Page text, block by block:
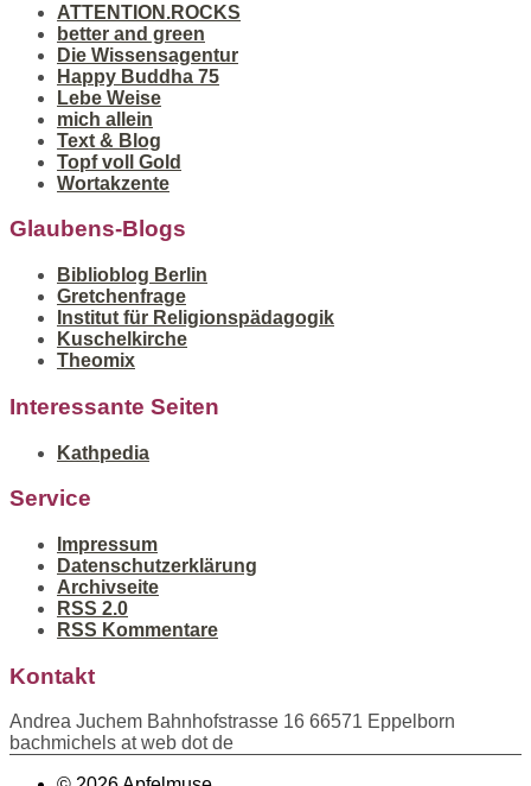
ATTENTION.ROCKS
better and green
Die Wissensagentur
Happy Buddha 75
Lebe Weise
mich allein
Text & Blog
Topf voll Gold
Wortakzente
Glaubens-Blogs
Biblioblog Berlin
Gretchenfrage
Institut für Religionspädagogik
Kuschelkirche
Theomix
Interessante Seiten
Kathpedia
Service
Impressum
Datenschutzerklärung
Archivseite
RSS 2.0
RSS Kommentare
Kontakt
Andrea Juchem Bahnhofstrasse 16 66571 Eppelborn
bachmichels at web dot de